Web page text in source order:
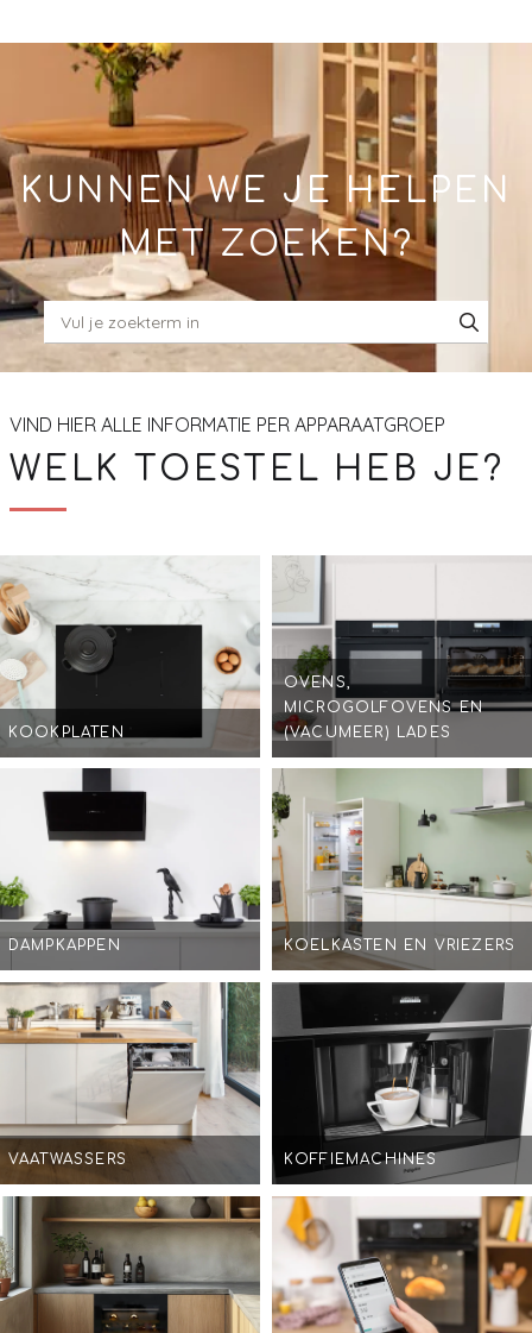
to
KUNNEN WE JE HELPEN
MET ZOEKEN?
VIND HIER ALLE INFORMATIE PER APPARAATGROEP
WELK TOESTEL HEB JE?
KOOKPLATEN
OVENS,
MICROGOLFOVENS EN
(VACUMEER) LADES
DAMPKAPPEN KOELKASTEN EN VRIEZERS
VAATWASSERS KOFFIEMACHINES